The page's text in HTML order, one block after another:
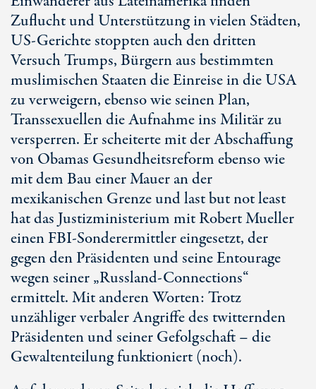
Zuflucht und Unterstützung in vielen Städten,
US-Gerichte stoppten auch den dritten
Versuch Trumps, Bürgern aus bestimmten
muslimischen Staaten die Einreise in die USA
zu verweigern, ebenso wie seinen Plan,
Transsexuellen die Aufnahme ins Militär zu
versperren. Er scheiterte mit der Abschaffung
von Obamas Gesundheitsreform ebenso wie
mit dem Bau einer Mauer an der
mexikanischen Grenze und last but not least
hat das Justizministerium mit Robert Mueller
einen FBI-Sonderermittler eingesetzt, der
gegen den Präsidenten und seine Entourage
wegen seiner „Russland-Connections“
ermittelt. Mit anderen Worten: Trotz
unzähliger verbaler Angriffe des twitternden
Präsidenten und seiner Gefolgschaft – die
Gewaltenteilung funktioniert (noch).